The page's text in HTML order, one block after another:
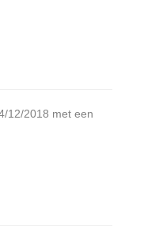
12/2018 met een